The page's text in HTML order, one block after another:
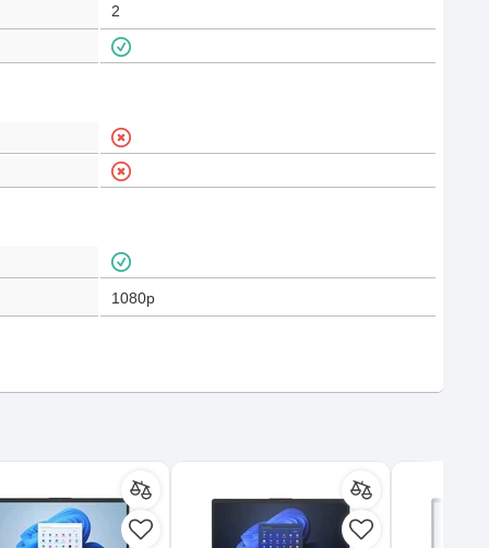
2
1080p